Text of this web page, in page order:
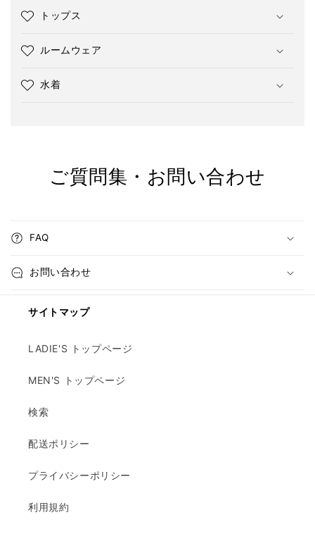
トップス
ルームウェア
水着
ご質問集・お問い合わせ
FAQ
お問い合わせ
サイトマップ
LADIE'S トップページ
MEN'S トップページ
検索
配送ポリシー
プライバシーポリシー
利用規約